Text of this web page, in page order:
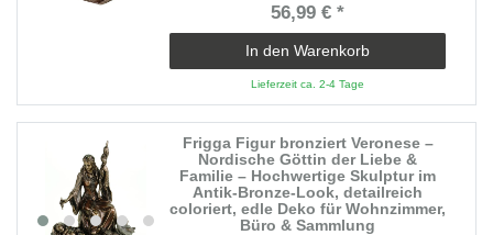
56,99 € *
In den Warenkorb
Lieferzeit ca. 2-4 Tage
Frigga Figur bronziert Veronese –
Nordische Göttin der Liebe &
Familie – Hochwertige Skulptur im
Antik-Bronze-Look, detailreich
coloriert, edle Deko für Wohnzimmer,
Büro & Sammlung